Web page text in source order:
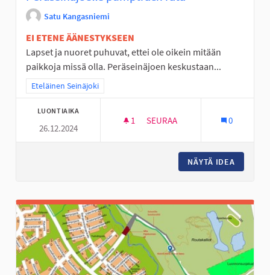
Satu Kangasniemi
EI ETENE ÄÄNESTYKSEEN
Lapset ja nuoret puhuvat, ettei ole oikein mitään
paikkoja missä olla. Peräseinäjoen keskustaan...
Rajaa tulokset teeman mukaan: Eteläinen Seinäjoki
Eteläinen Seinäjoki
LUONTIAIKA
26.12.2024
1 1 SEURAAJA
SEURAA 0
NÄYTÄ IDEA